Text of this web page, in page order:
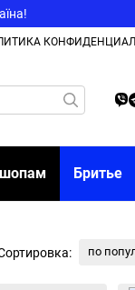
Бритье
по